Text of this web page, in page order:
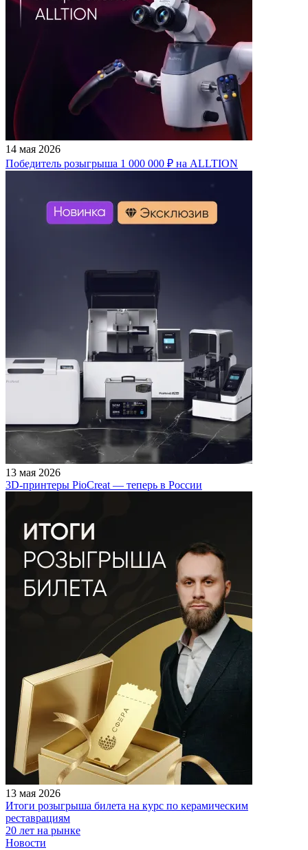
14 мая 2026
Победитель розыгрыша 1 000 000 ₽ на ALLTION
13 мая 2026
3D-принтеры PioCreat — теперь в России
13 мая 2026
Итоги розыгрыша билета на курс по керамическим
реставрациям
20 лет на рынке
Новости